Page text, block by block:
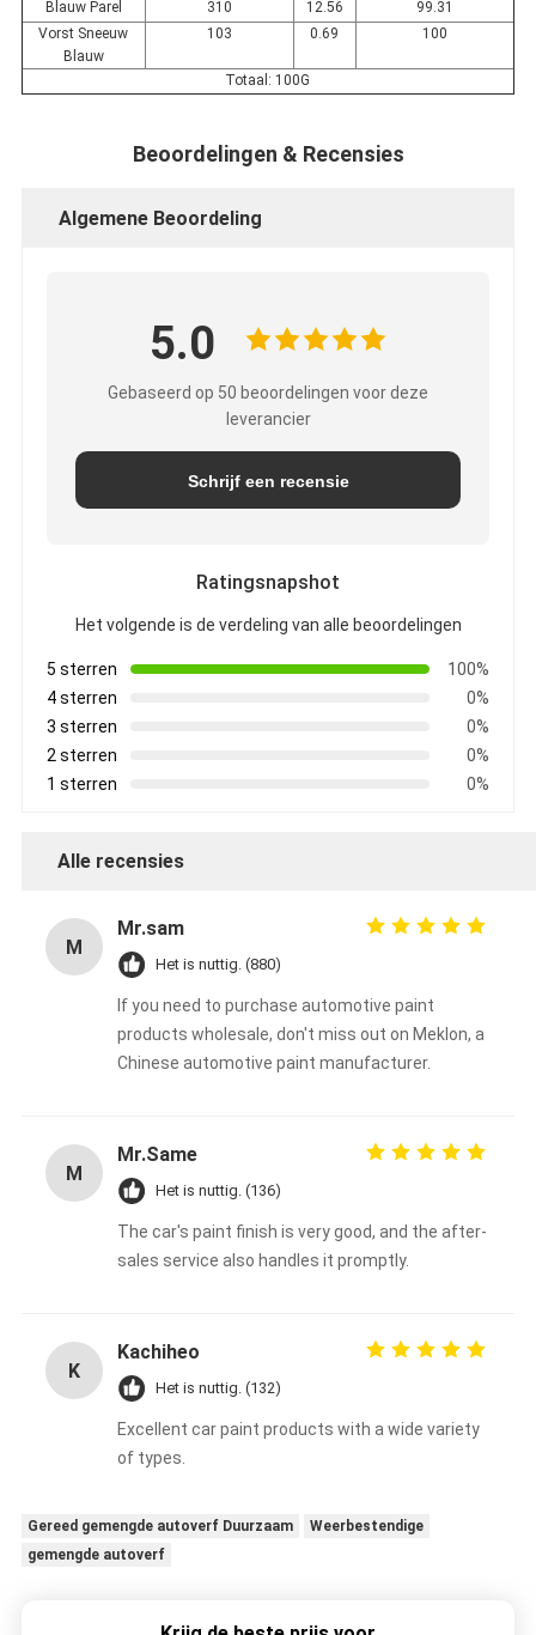
Blauw Parel 310 12.56
99.31
Vorst Sneeuw
Blauw
103 0.69 100
Totaal: 100G
Beoordelingen & Recensies
Algemene Beoordeling
5.0
Gebaseerd op 50 beoordelingen voor deze
leverancier
Schrijf een recensie
Ratingsnapshot
Het volgende is de verdeling van alle beoordelingen
5 sterren
100%
4 sterren
0%
3 sterren
0%
2 sterren
0%
1 sterren
0%
Alle recensies
M
Mr.sam
Het is nuttig. (880)
If you need to purchase automotive paint
products wholesale, don't miss out on Meklon, a
Chinese automotive paint manufacturer.
M
Mr.Same
Het is nuttig. (136)
The car's paint finish is very good, and the after-
sales service also handles it promptly.
K
Kachiheo
Het is nuttig. (132)
Excellent car paint products with a wide variety
of types.
Gereed gemengde autoverf Duurzaam
Weerbestendige
gemengde autoverf